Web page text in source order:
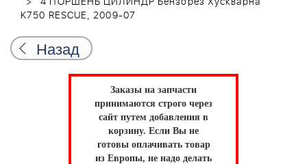
K750 RESCUE, 2009-07
Назад
Заказы на запчасти
принимаются строго через
сайт путем добавления в
корзину. Если Вы не
готовы оплачивать товар
из Европы, не надо делать